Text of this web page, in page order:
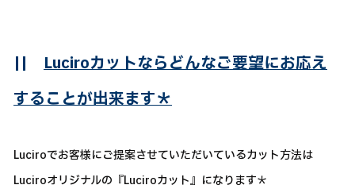
|| Luciroカットならどんなご要望にお応え
することが出来ます＊
Luciroでお客様にご提案させていただいているカット方法は
Luciroオリジナルの『Luciroカット』になります＊